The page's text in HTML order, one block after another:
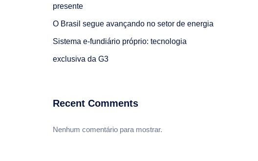
presente
O Brasil segue avançando no setor de energia
Sistema e-fundiário próprio: tecnologia
exclusiva da G3
Recent Comments
Nenhum comentário para mostrar.